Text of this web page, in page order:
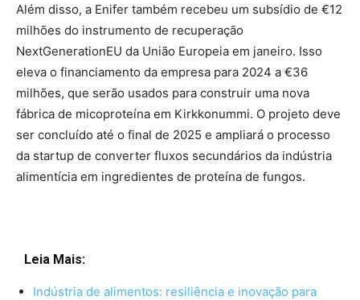
Além disso, a Enifer também recebeu um subsídio de €12
milhões do instrumento de recuperação
NextGenerationEU da União Europeia em janeiro. Isso
eleva o financiamento da empresa para 2024 a €36
milhões, que serão usados para construir uma nova
fábrica de micoproteína em Kirkkonummi. O projeto deve
ser concluído até o final de 2025 e ampliará o processo
da startup de converter fluxos secundários da indústria
alimentícia em ingredientes de proteína de fungos.
Leia Mais:
Indústria de alimentos: resiliência e inovação para